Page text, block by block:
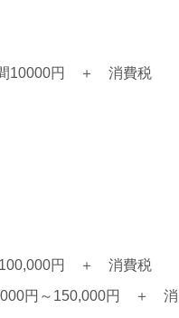
間10000円 ＋ 消費税
100,000円 ＋ 消費税
円～150,000円 ＋ 消